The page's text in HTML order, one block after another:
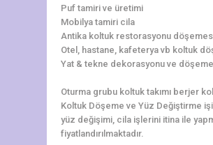
Puf tamiri ve üretimi
Mobilya tamiri cila
Antika koltuk restorasyonu
Otel, hastane, kafeterya vb koltuk
Yat & tekne dekorasyonu ve
Oturma grubu koltuk takımı berjer
Koltuk Döşeme ve Yüz Değiştirme
yüz değişimi, cila işlerini itina ile
fiyatlandırılmaktadır.